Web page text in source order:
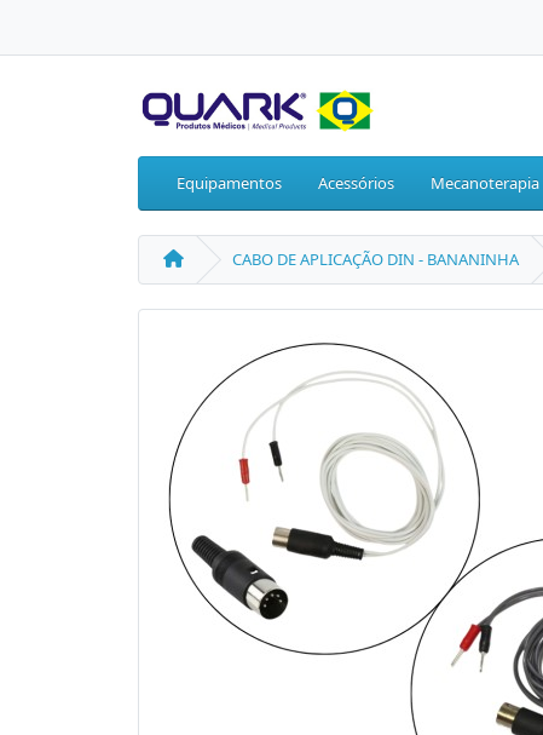
Equipamentos Acessórios Mecanoterapia
CABO DE APLICAÇÃO DIN - BANANINHA